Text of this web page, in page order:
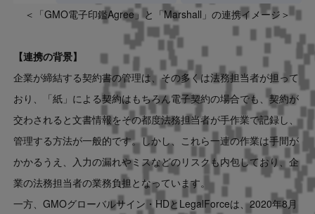
＜「GMO電子印鑑Agree」と「Marshall」の連携イメージ＞
【連携の背景】
企業が締結する契約書の管理は、その多くは法務担当者が担って
おり、「紙」による契約はもちろん電子契約の場合でも、契約が
交わされると文書情報をその都度法務担当者が手作業で記録し、
管理する方法が一般的です。しかし、これら一連の作業は手間が
かかるうえ、入力の漏れやミスなどのリスクも内包しており、企
業の法務担当者の業務負担となっています。
一方、GMOグローバルサイン・HDとLegalForceは、2020年8月